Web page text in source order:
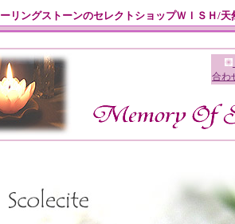
リングストーンのセレクトショップＷＩＳＨ/
合わ